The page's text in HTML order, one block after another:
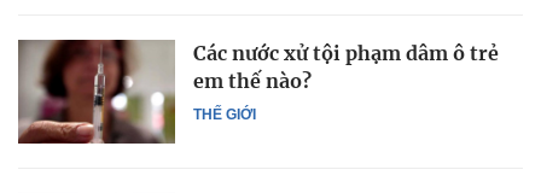
THẾ GIỚI
Các nước xử tội phạm dâm ô trẻ
em thế nào?